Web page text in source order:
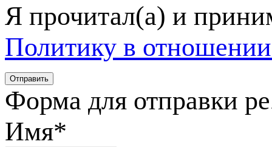
Я прочитал(а) и
Политику в
Форма для отправки
Имя*